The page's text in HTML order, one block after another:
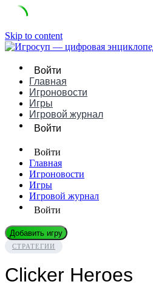
Skip to content
Войти
Главная
Игроновости
Игры
Игровой журнал
Войти
Войти
Главная
Игроновости
Игры
Игровой журнал
Войти
Добавить игру
СТРАТЕГИИ
Clicker Heroes